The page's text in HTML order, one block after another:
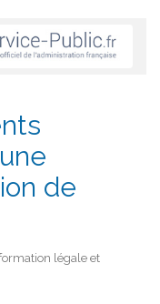
de
légale et